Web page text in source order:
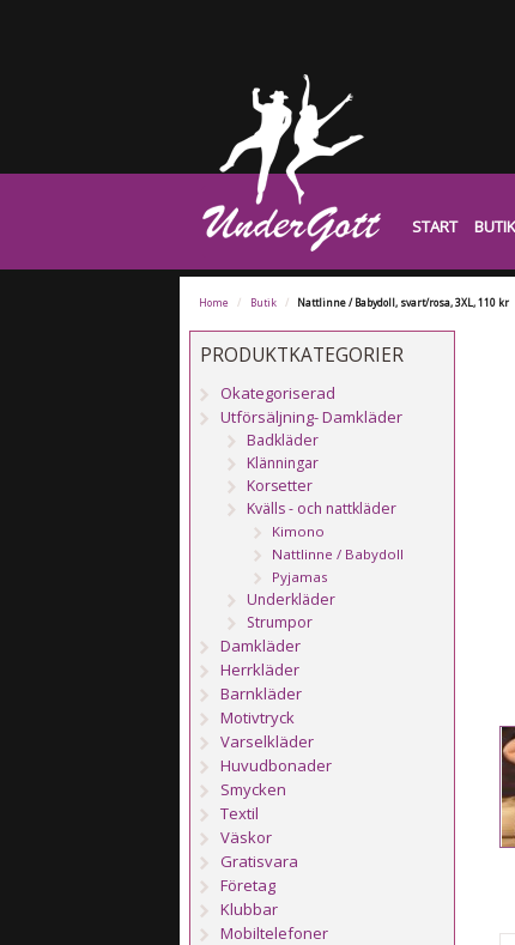
START BUTIK
Home / Butik / Nattlinne / Babydoll, svart/rosa, 3XL, 110 kr
PRODUKTKATEGORIER
Okategoriserad
Utförsäljning- Damkläder
Badkläder
Klänningar
Korsetter
Kvälls - och nattkläder
Kimono
Nattlinne / Babydoll
Pyjamas
Underkläder
Strumpor
Damkläder
Herrkläder
Barnkläder
Motivtryck
Varselkläder
Huvudbonader
Smycken
Textil
Väskor
Gratisvara
Företag
Klubbar
Mobiltelefoner